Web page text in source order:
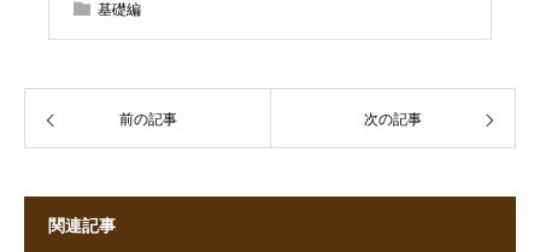
基礎編
前の記事 次の記事
関連記事